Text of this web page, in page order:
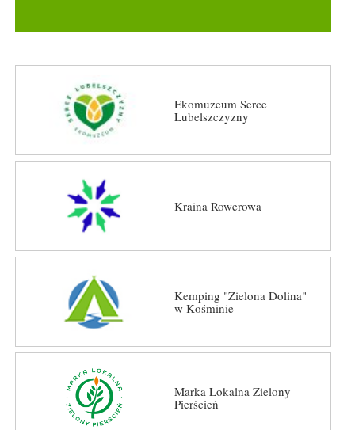
Ekomuzeum Serce
Lubelszczyzny
Kraina Rowerowa
Kemping "Zielona Dolina"
w Kośminie
Marka Lokalna Zielony
Pierścień